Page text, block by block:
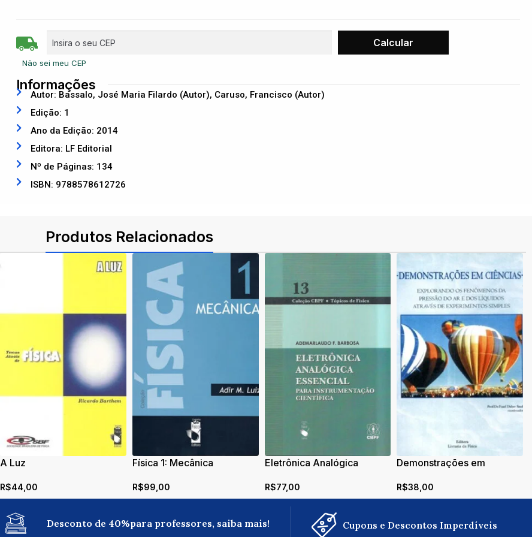
Não sei meu CEP
Informações
Autor: Bassalo, José Maria Filardo (Autor), Caruso, Francisco (Autor)
Edição: 1
Ano da Edição: 2014
Editora: LF Editorial
Nº de Páginas: 134
ISBN: 9788578612726
Produtos Relacionados
A Luz
R$44,00
Física 1: Mecânica
R$99,00
Eletrônica Analógica
Instrumentação Científica
R$77,00
Demonstrações em
fenômenos da pressão do
ar e dos líquidos através de
R$38,00
Desconto de 40%para professores, saiba mais! Cupons e Descontos Imperdíveis